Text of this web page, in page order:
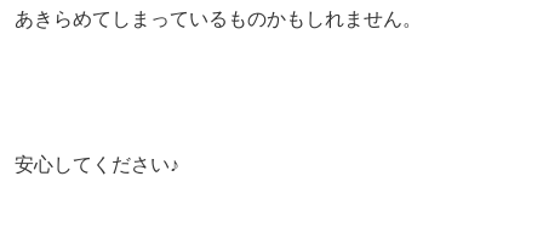
あきらめてしまっているものかもしれません。
安心してください♪